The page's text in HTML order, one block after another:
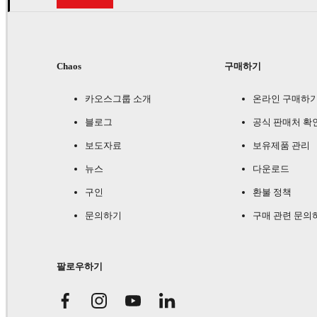
Chaos
카오스그룹 소개
블로그
보도자료
뉴스
구인
문의하기
구매하기
온라인 구매하
공식 판매처 확
보유제품 관리
다운로드
환불 정책
구매 관련 문의
팔로우하기